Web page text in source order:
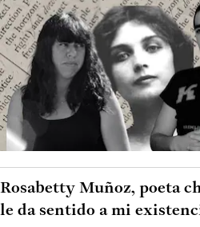
Rosabetty Muñoz, poeta
le da sentido a mi